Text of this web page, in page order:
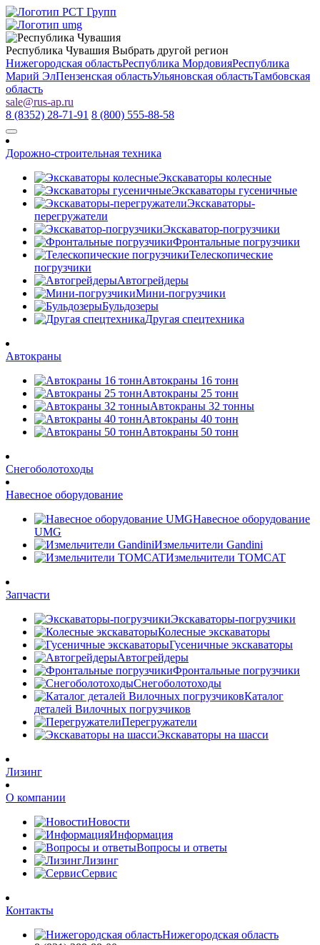
Республика Чувашия Выбрать другой регион
Нижегородская областьРеспублика МордовияРеспублика
Марий ЭлПензенская областьУльяновская областьТамбовская
область
sale@rus-ap.ru
8 (8352) 28-71-91 8 (800) 555-88-58
Дорожно-строительная техника
Экскаваторы колесные
Экскаваторы гусеничные
Экскаваторы-
перегружатели
Экскаватор-погрузчики
Фронтальные погрузчики
Телескопические
погрузчики
Автогрейдеры
Мини-погрузчики
Бульдозеры
Другая спецтехника
Автокраны
Автокраны 16 тонн
Автокраны 25 тонн
Автокраны 32 тонны
Автокраны 40 тонн
Автокраны 50 тонн
Снегоболотоходы
Навесное оборудование
Навесное оборудование
UMG
Измельчители Gandini
Измельчители TOMCAT
Запчасти
Экскаваторы-погрузчики
Колесные экскаваторы
Гусеничные экскаваторы
Автогрейдеры
Фронтальные погрузчики
Снегоболотоходы
Каталог
деталей Вилочных погрузчиков
Перегружатели
Экскаваторы на шасси
Лизинг
О компании
Новости
Информация
Вопросы и ответы
Лизинг
Сервис
Контакты
Нижегородская область